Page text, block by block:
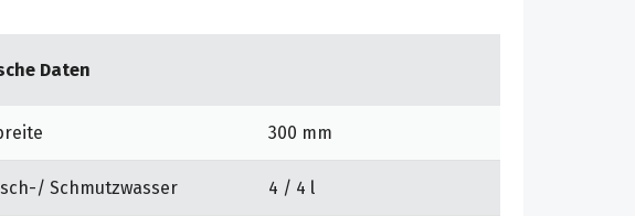
Daten
300 mm
Schmutzwasser 4 / 4 l